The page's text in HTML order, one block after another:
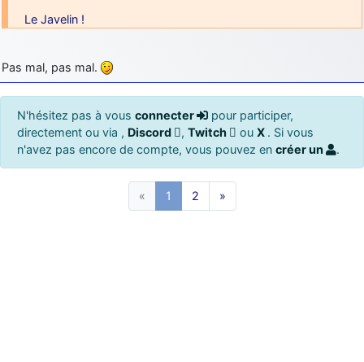
Le Javelin !
Pas mal, pas mal.
N'hésitez pas à vous connecter
pour participer,
directement ou via , Discord , Twitch ou X . Si vous
n'avez pas encore de compte, vous pouvez en créer un .
« 1 2 »